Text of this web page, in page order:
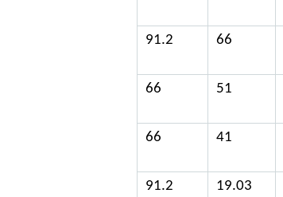
91.2 66
66
51
66
41
91.2
19.03